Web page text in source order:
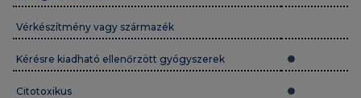
Vérkészítmény vagy származék
Kérésre kiadható ellenőrzött gyógyszerek
Citotoxikus